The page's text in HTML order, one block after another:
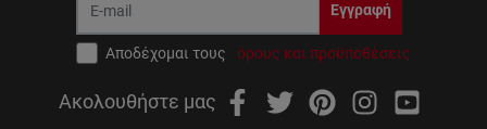
Εγγραφή
Αποδέχομαι τους όρους και προϋποθέσεις
Ακολουθήστε μας